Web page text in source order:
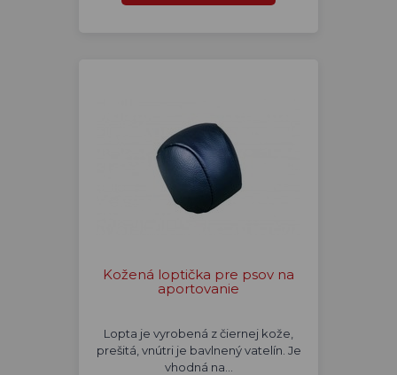
Kožená loptička pre psov na
aportovanie
Lopta je vyrobená z čiernej kože,
prešitá, vnútri je bavlnený vatelín. Je
vhodná na…